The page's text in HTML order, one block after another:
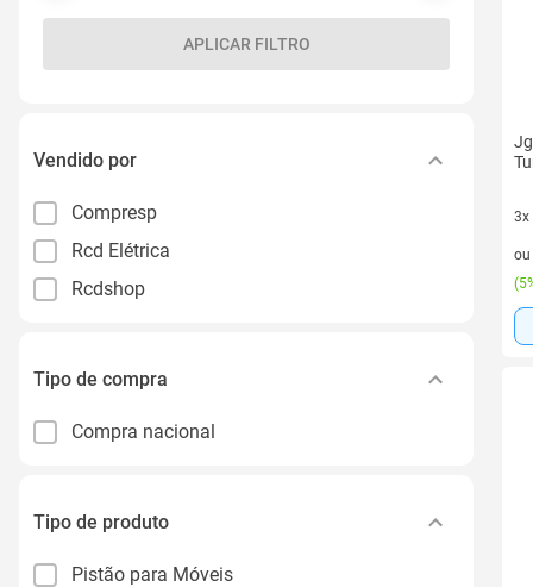
APLICAR FILTRO
Vendido por
Compresp
Rcd Elétrica
Rcdshop
Tipo de compra
Compra nacional
Tipo de produto
Pistão para Móveis
3x
3
ou
(